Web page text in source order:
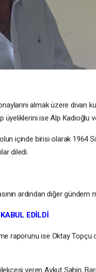
almak üzere divan
üyeliklerini ise Alp Kadıoğlu
içinde birisi olarak
diledi.
ardından diğer gündem
EDİLDİ
raporunu ise Oktay Topçu
veren Aykut Şahin,